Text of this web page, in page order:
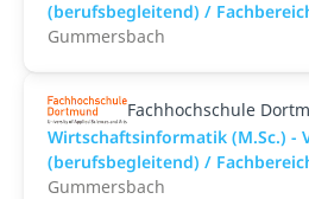
(berufsbegleitend) /
Gummersbach
Fachhochschule
Wirtschaftsinformatik (M.Sc.) -
(berufsbegleitend) /
Gummersbach